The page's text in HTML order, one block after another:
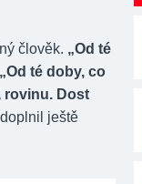
člověk. „Od té
„Od té doby, co
rovinu. Dost
doplnil ještě